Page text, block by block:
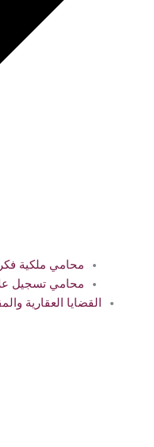
محامي ملكية
محامي تسجيل
القضايا العقارية